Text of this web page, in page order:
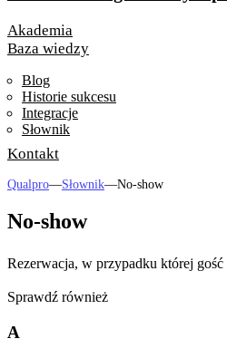
Akademia
Baza wiedzy
Blog
Historie sukcesu
Integracje
Słownik
Kontakt
Qualpro—Słownik—No-show
No-show
Rezerwacja, w przypadku której gość
Sprawdź również
A